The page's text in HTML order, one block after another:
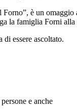
è un
la famiglia Forni
di essere ascoltato.
e anche